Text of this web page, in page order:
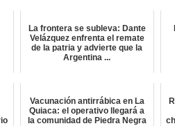
La frontera se subleva: Dante
Velázquez enfrenta el remate
de la patria y advierte que la
Argentina ...
Vacunación antirrábica en La
Quiaca: el operativo llegará a
la comunidad de Piedra Negra